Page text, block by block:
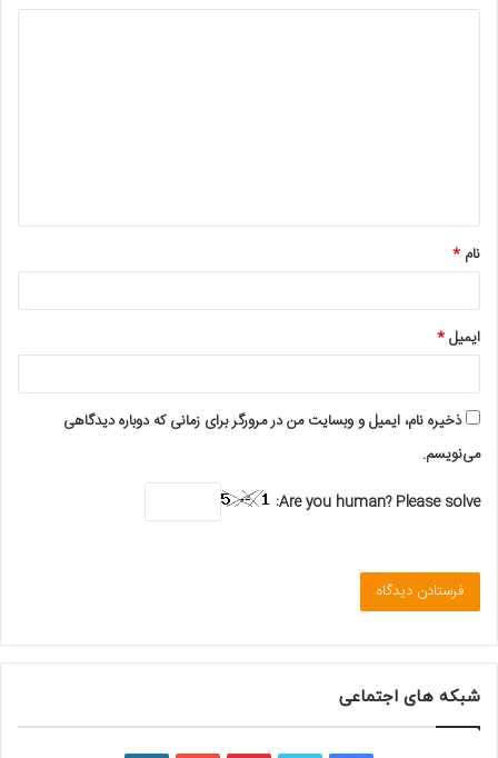
*
نام *
ایمیل*
ذخیره نام، ایمیل و وبسایت من در مرورگر برای زمانی که دوباره دیدگاهی
می‌نویسم.
Are you human? Please solve:
شبکه های اجتماعی